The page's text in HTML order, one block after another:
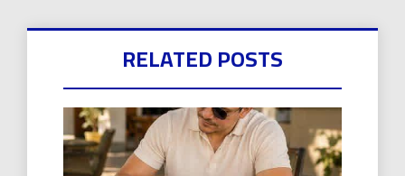
RELATED POSTS